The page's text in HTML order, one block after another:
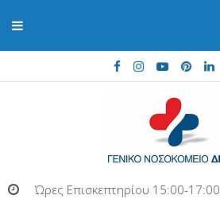
Ώρες Επισκεπτηρίου 15:00-17:00